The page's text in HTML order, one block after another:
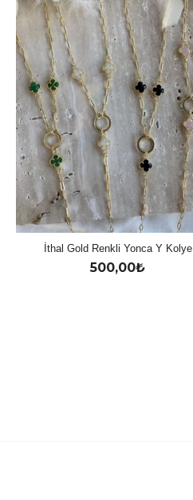
İthal Gold Renkli Yonca Y Kolye
500,00₺